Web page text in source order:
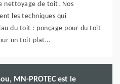
nettoyage de toit. Nos
les techniques qui
du toit : ponçage pour du toit
un toit plat…
MN-PROTEC est le